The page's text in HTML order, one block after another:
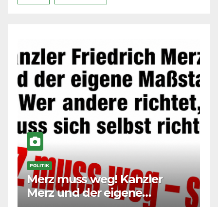
POLITIK
Merz muss weg! Kanzler
Merz und der eigene